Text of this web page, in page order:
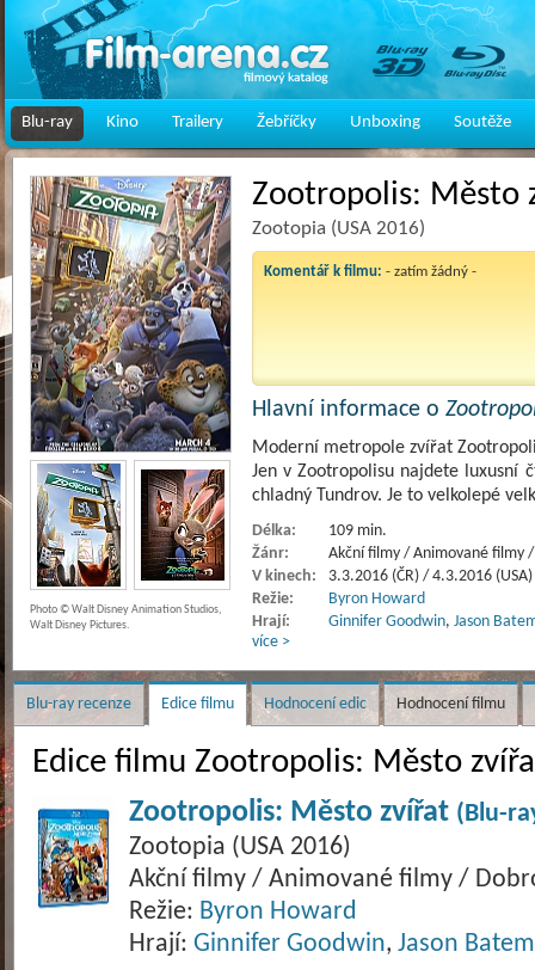
Blu-ray Kino Trailery Žebříčky Unboxing Soutěže
Zootropolis: Město
Zootopia (USA 2016)
Komentář k filmu: - zatím žádný -
Hlavní informace o
Moderní metropole zvířat
Jen v Zootropolisu najdete luxusní
chladný Tundrov. Je to velkolepé
Délka:
109 min.
Žánr:
Akční filmy / Animované filmy
V kinech:
3.3.2016 (ČR) / 4.3.2016 (USA)
Režie:
Byron Howard
Hrají:
Ginnifer Goodwin, Jason
více >
Photo © Walt Disney Animation Studios,
Walt Disney Pictures.
Blu-ray recenze Edice filmu Hodnocení edic Hodnocení filmu
Edice filmu Zootropolis: Město
Zootropolis: Město zvířat (Blu-
Zootopia (USA 2016)
Akční filmy / Animované filmy /
Režie: Byron Howard
Hrají: Ginnifer Goodwin, Jason